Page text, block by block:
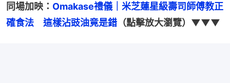
同場加映： Omakase禮儀｜米芝蓮星級壽司師傅教正
確食法　這樣沾豉油竟是錯 （點擊放大瀏覽）▼▼▼